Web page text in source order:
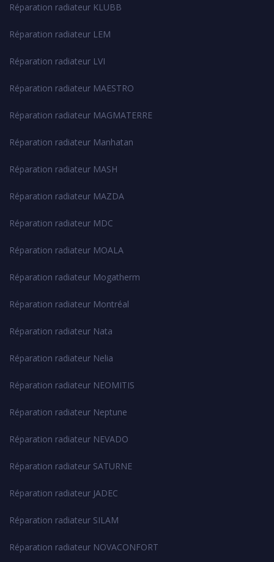
Réparation radiateur KLUBB
Réparation radiateur LEM
Réparation radiateur LVI
Réparation radiateur MAESTRO
Réparation radiateur MAGMATERRE
Réparation radiateur Manhatan
Réparation radiateur MASH
Réparation radiateur MAZDA
Réparation radiateur MDC
Réparation radiateur MOALA
Réparation radiateur Mogatherm
Réparation radiateur Montréal
Réparation radiateur Nata
Réparation radiateur Nelia
Réparation radiateur NEOMITIS
Réparation radiateur Neptune
Réparation radiateur NEVADO
Réparation radiateur SATURNE
Réparation radiateur JADEC
Réparation radiateur SILAM
Réparation radiateur NOVACONFORT